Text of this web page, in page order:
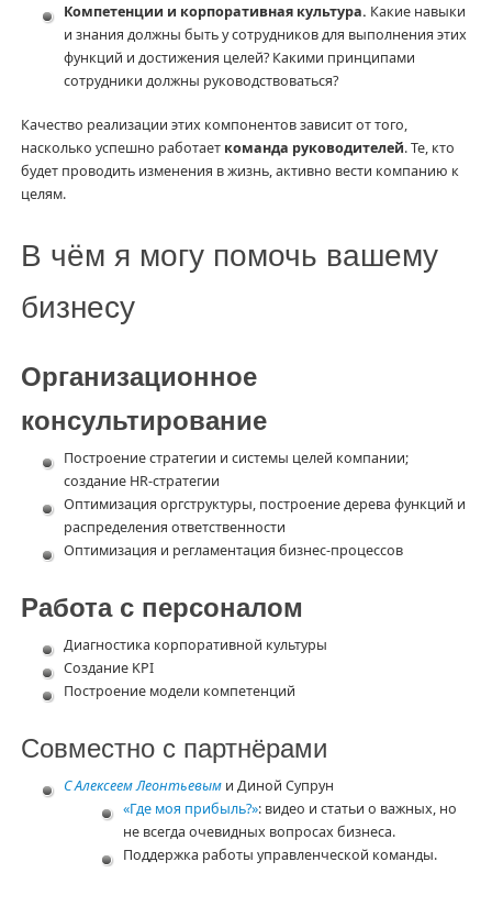
Компетенции и корпоративная культура. Какие навыки
и знания должны быть у сотрудников для выполнения этих
функций и достижения целей? Какими принципами
сотрудники должны руководствоваться?
Качество реализации этих компонентов зависит от того,
насколько успешно работает команда руководителей. Те, кто
будет проводить изменения в жизнь, активно вести компанию к
целям.
В чём я могу помочь вашему
бизнесу
Организационное
консультирование
Построение стратегии и системы целей компании;
создание HR-стратегии
Оптимизация оргструктуры, построение дерева функций и
распределения ответственности
Оптимизация и регламентация бизнес-процессов
Работа с персоналом
Диагностика корпоративной культуры
Создание KPI
Построение модели компетенций
Совместно с партнёрами
С Алексеем Леонтьевыми Диной Супрун
«Где моя прибыль?»: видео и статьи о важных, но
не всегда очевидных вопросах бизнеса.
Поддержка работы управленческой команды.